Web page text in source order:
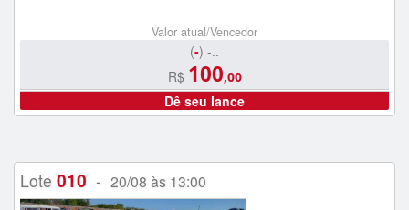
Valor atual/Vencedor
(-) -..
R$ 100,00
Dê seu lance
Lote 010 - 20/08 às 13:00